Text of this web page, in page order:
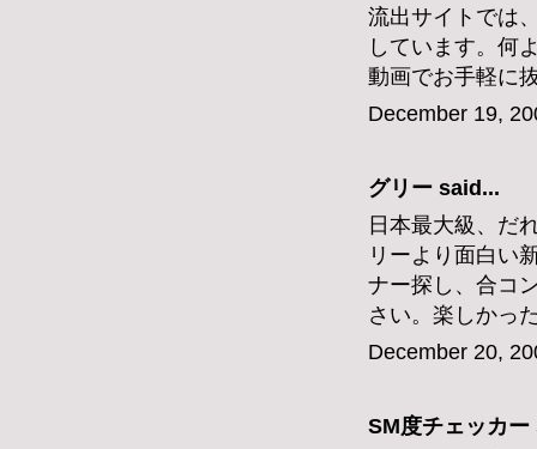
流出サイトでは
しています。何
動画でお手軽に
December 19,
グリー said...
日本最大級、だ
リーより面白い
ナー探し、合コ
さい。楽しかっ
December 20,
SM度チェッカー